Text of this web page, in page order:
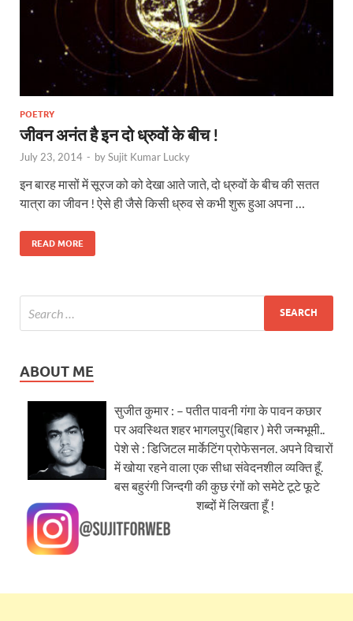
POETRY
जीवन अनंत है इन दो ध्रुवों के बीच !
July 23, 2014 - bySujit Kumar Lucky
इन बारह मासों में सूरज को को देखा आते जाते, दो ध्रुवों के बीच की सतत
यात्रा का जीवन ! ऐसे ही जैसे किसी ध्रुव से कभी शुरू हुआ अपना …
READ MORE
ABOUT ME
सुजीत कुमार : – पतीत पावनी गंगा के पावन कछार
पर अवस्थित शहर भागलपुर(बिहार ) मेरी जन्मभूमी..
पेशे से : डिजिटल मार्केटिंग प्रोफेसनल. अपने विचारों
में खोया रहने वाला एक सीधा संवेदनशील व्यक्ति हूँ.
बस बहुरंगी जिन्दगी की कुछ रंगों को समेटे टूटे फूटे
शब्दों में लिखता हूँ !